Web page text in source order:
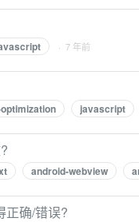
· 7 年前
javascript
android-webview
正确/错误?